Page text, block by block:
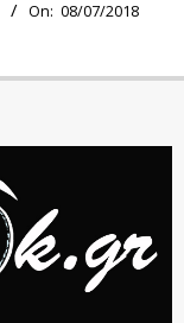
On: 08/07/2018